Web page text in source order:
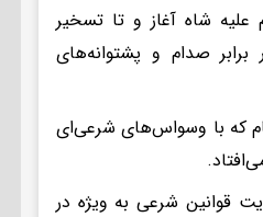
شاه آغاز و تا تسخیر
صدام و پشتوانه‌های
که با وسواس‌های شرعی‌ای
قوانین شرعی به ویژه در